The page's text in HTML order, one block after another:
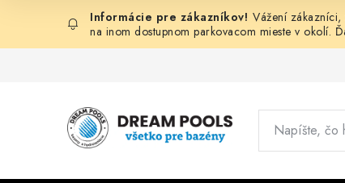
obsah
Vážení
na inom dostupnom parkovacom mieste v okolí.